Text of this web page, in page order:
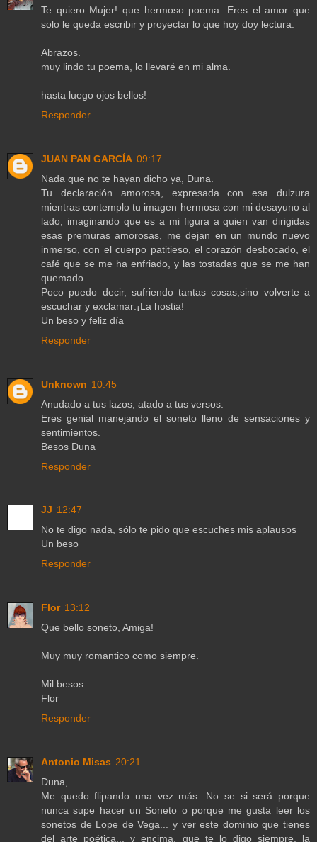
Te quiero Mujer! que hermoso poema. Eres el amor que
solo le queda escribir y proyectar lo que hoy doy lectura.
Abrazos.
muy lindo tu poema, lo llevaré en mi alma.
hasta luego ojos bellos!
Responder
JUAN PAN GARCÍA 09:17
Nada que no te hayan dicho ya, Duna.
Tu declaración amorosa, expresada con esa dulzura
mientras contemplo tu imagen hermosa con mi desayuno al
lado, imaginando que es a mi figura a quien van dirigidas
esas premuras amorosas, me dejan en un mundo nuevo
inmerso, con el cuerpo patitieso, el corazón desbocado, el
café que se me ha enfriado, y las tostadas que se me han
quemado...
Poco puedo decir, sufriendo tantas cosas,sino volverte a
escuchar y exclamar:¡La hostia!
Un beso y feliz día
Responder
Unknown 10:45
Anudado a tus lazos, atado a tus versos.
Eres genial manejando el soneto lleno de sensaciones y
sentimientos.
Besos Duna
Responder
JJ 12:47
No te digo nada, sólo te pido que escuches mis aplausos
Un beso
Responder
Flor 13:12
Que bello soneto, Amiga!
Muy muy romantico como siempre.
Mil besos
Flor
Responder
Antonio Misas 20:21
Duna,
Me quedo flipando una vez más. No se si será porque
nunca supe hacer un Soneto o porque me gusta leer los
sonetos de Lope de Vega... y ver este dominio que tienes
del arte poética... y encima, que te lo digo siempre, la